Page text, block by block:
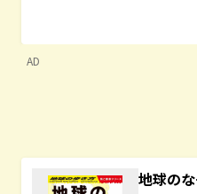
AD
地球の